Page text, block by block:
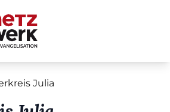
Julia